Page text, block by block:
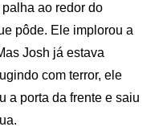
ao redor do
pôde. Ele implorou a
Josh já estava
com terror, ele
a porta da frente e saiu